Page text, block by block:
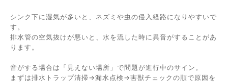
シンク下に湿気が多いと、ネズミや虫の侵入経路になりやすいで
す。
排水管の空気抜けが悪いと、水を流した時に異音がすることがあ
ります。
音がする場合は「見えない場所」で問題が進行中のサイン。
まずは排水トラップ清掃→漏水点検→害獣チェックの順で原因を